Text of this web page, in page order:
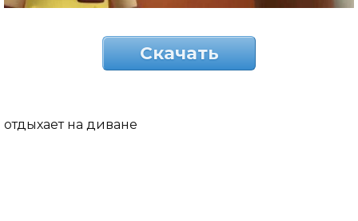
Скачать
отдыхает на диване